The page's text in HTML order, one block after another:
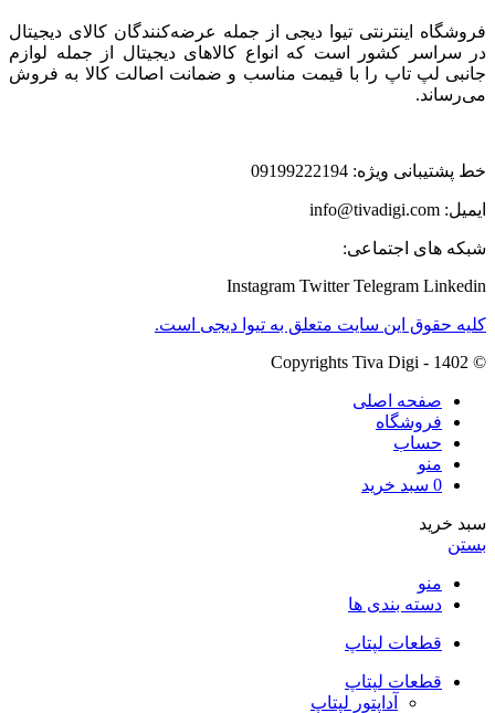
فروشگاه اینترنتی تیوا دیجی از جمله عرضه‌کنندگان کالای دیجیتال
در سراسر کشور است که انواع کالاهای دیجیتال از جمله لوازم
جانبی لپ تاپ را با قیمت مناسب و ضمانت اصالت کالا به فروش
می‌رساند.
خط پشتیبانی ویژه: 09199222194
ایمیل: info@tivadigi.com
شبکه های اجتماعی:
Instagram Twitter Telegram Linkedin
کلیه حقوق این سایت متعلق به تیوا دیجی است.
© Copyrights Tiva Digi - 1402
صفحه اصلی
فروشگاه
حساب
منو
0 سبد خرید
سبد خرید
بستن
منو
دسته بندی ها
قطعات لپتاپ
قطعات لپتاپ
آداپتور لپتاپ